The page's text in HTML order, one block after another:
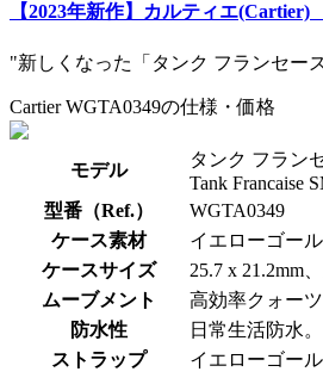
【2023年新作】カルティエ
"新しくなった「タンク フランセー
Cartier WGTA0349の仕様・価格
モデル
タンク フラン
Tank Francaise
型番（Ref.）
WGTA0349
ケース素材
イエローゴー
ケースサイズ
25.7 x 21.2mm
ムーブメント
高効率クォー
防水性
日常生活防水。
ストラップ
イエローゴー